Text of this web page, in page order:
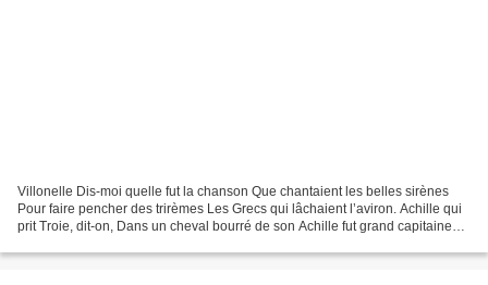
Villonelle Dis-moi quelle fut la chanson Que chantaient les belles sirènes
Pour faire pencher des trirèmes Les Grecs qui lâchaient l’aviron. Achille qui
prit Troie, dit-on, Dans un cheval bourré de son Achille fut grand capitaine